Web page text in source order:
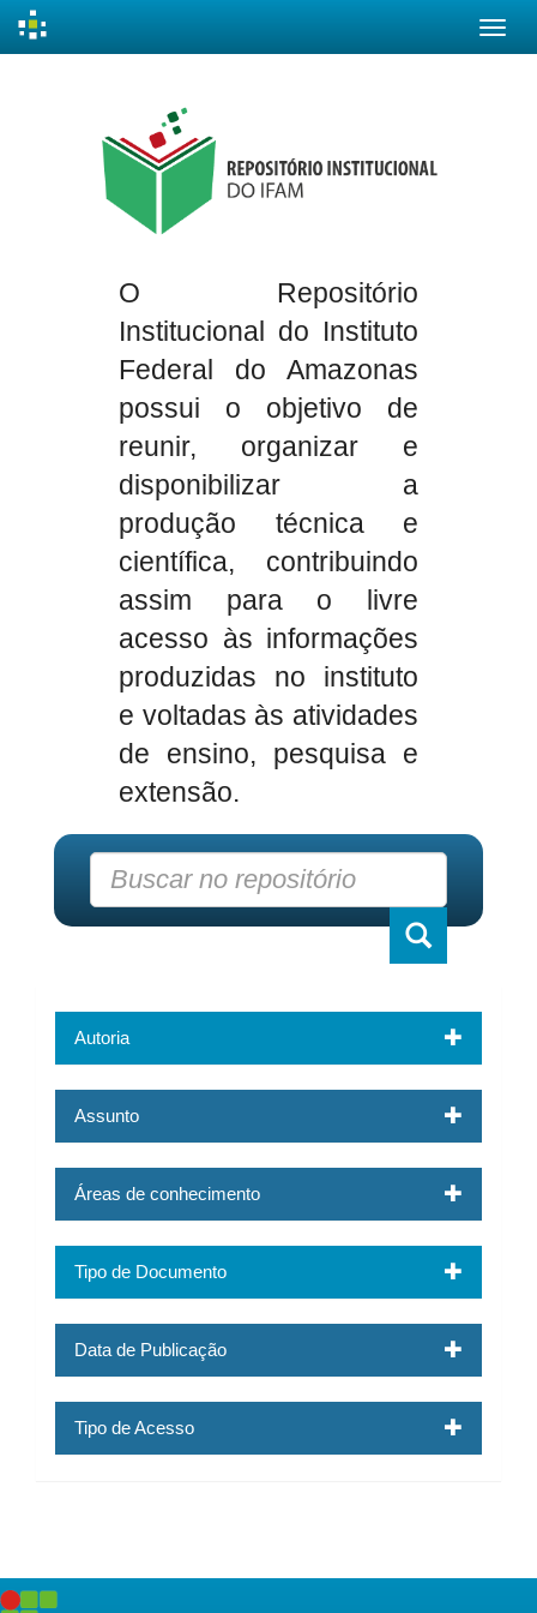
O Repositório
Institucional do Instituto
Federal do Amazonas
possui o objetivo de
reunir, organizar e
disponibilizar a
produção técnica e
científica, contribuindo
assim para o livre
acesso às informações
produzidas no instituto
e voltadas às atividades
de ensino, pesquisa e
extensão.
Autoria
Assunto
Áreas de conhecimento
Tipo de Documento
Data de Publicação
Tipo de Acesso